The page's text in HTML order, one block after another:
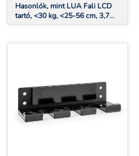
Hasonlók, mint LUA Fali LCD
tartó, <30 kg, <25-56 cm, 3,7
cm faltávolság